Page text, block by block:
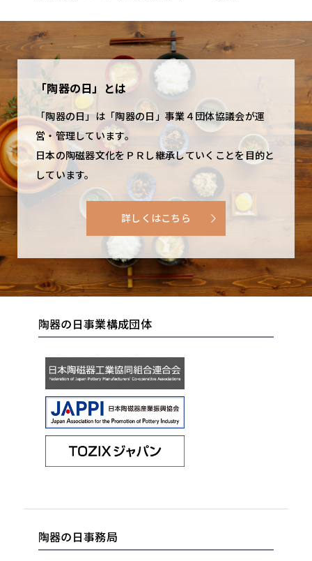
「陶器の日」とは
「陶器の日」は「陶器の日」事業４団体協議会が運
営・管理しています。
日本の陶磁器文化をＰＲし継承していくことを目的と
しています。
詳しくはこちら
陶器の日事業構成団体
陶器の日事務局